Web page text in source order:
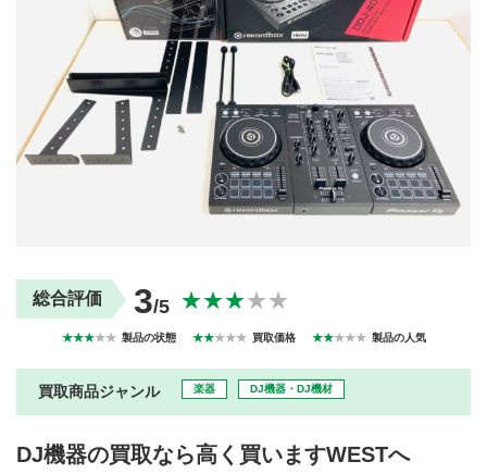
宅配買取
出張買取
買取商品ジャンル
買取実績
運営会社
プライバシーポリシー
規約・同意書
梱包
ガイド
法人の
お客様へ
お探しの方へ
総合評価 3/5 ★★★★★
★★★★★ 製品の状態 ★★★★★ 買取価格 ★★★★★ 製品の人気
買取商品ジャンル 楽器 DJ機器・DJ機材
DJ機器の買取なら高く買いますWESTへ